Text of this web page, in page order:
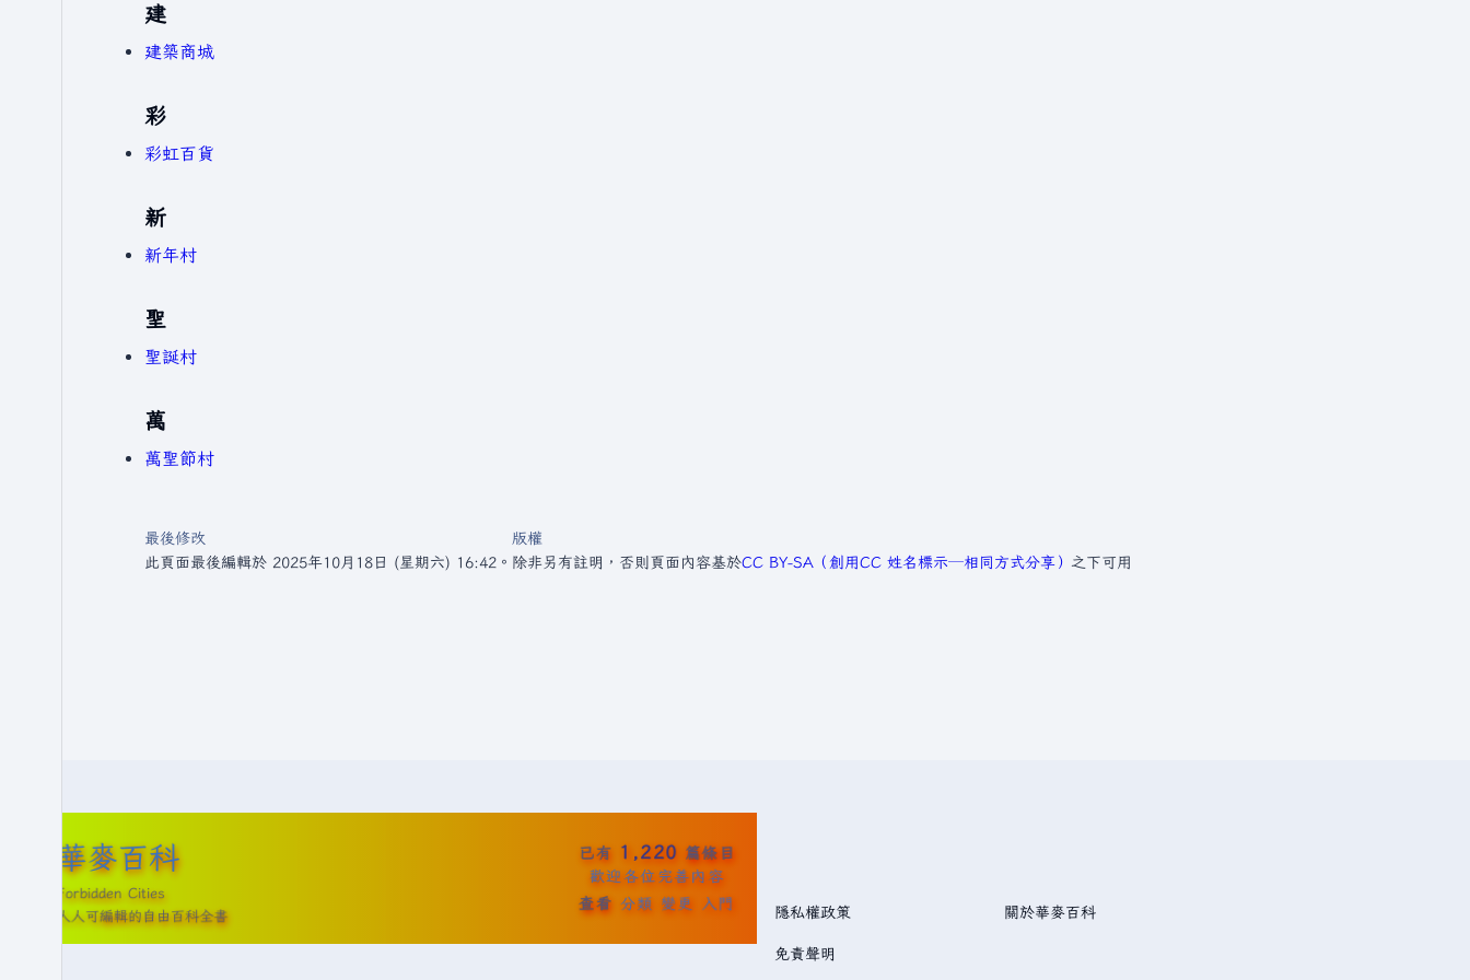
建
建築商城
彩
彩虹百貨
新
新年村
聖
聖誕村
萬
萬聖節村
最後修改
此頁面最後編輯於 2025年10月18日 (星期六) 16:42。
版權
除非另有註明，否則頁面內容基於CC BY-SA（創用CC 姓名標示─相同方式分享） 之下可用
華麥百科
Forbidden Cities
人人可編輯的自由百科全書
已有 1,220 篇條目
歡迎各位完善內容
查看 分類 變更 入門 隱私權政策 關於華麥百科
免責聲明